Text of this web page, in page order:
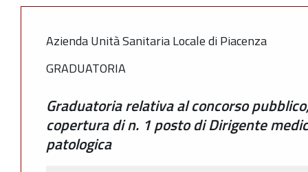
Azienda Unità Sanitaria Locale di Piacenza
GRADUATORIA
Graduatoria relativa al concorso
copertura di n. 1 posto di Dirigente
patologica